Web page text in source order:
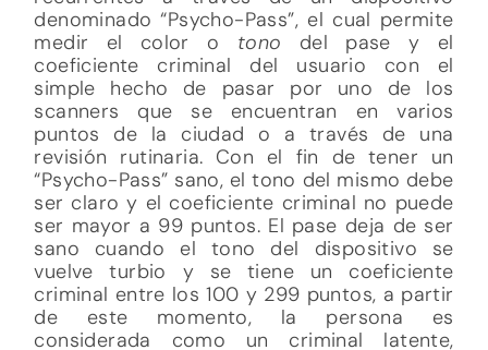
denominado “Psycho-Pass”, el cual permite
medir el color o tono del pase y el
coeficiente criminal del usuario con el
simple hecho de pasar por uno de los
scanners que se encuentran en varios
puntos de la ciudad o a través de una
revisión rutinaria. Con el fin de tener un
“Psycho-Pass” sano, el tono del mismo debe
ser claro y el coeficiente criminal no puede
ser mayor a 99 puntos. El pase deja de ser
sano cuando el tono del dispositivo se
vuelve turbio y se tiene un coeficiente
criminal entre los 100 y 299 puntos, a partir
de este momento, la persona es
considerada como un criminal latente,